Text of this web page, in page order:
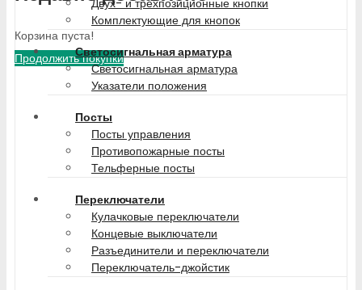
Корзина пуста!
Продолжить покупки
Двух- и трехпозиционные кнопки
Комплектующие для кнопок
Светосигнальная арматура
Светосигнальная арматура
Указатели положения
Посты
Посты управления
Противопожарные посты
Тельферные посты
Переключатели
Кулачковые переключатели
Концевые выключатели
Разъединители и переключатели
Переключатель-джойстик